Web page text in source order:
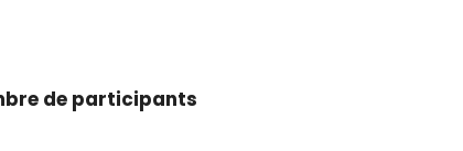
participants